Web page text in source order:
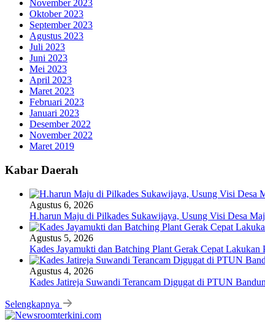
November 2023
Oktober 2023
September 2023
Agustus 2023
Juli 2023
Juni 2023
Mei 2023
April 2023
Maret 2023
Februari 2023
Januari 2023
Desember 2022
November 2022
Maret 2019
Kabar Daerah
Agustus 6, 2026
H.harun Maju di Pilkades Sukawijaya, Usung Visi Desa
Agustus 5, 2026
Kades Jayamukti dan Batching Plant Gerak Cepat Lakukan
Agustus 4, 2026
Kades Jatireja Suwandi Terancam Digugat di PTUN
Selengkapnya